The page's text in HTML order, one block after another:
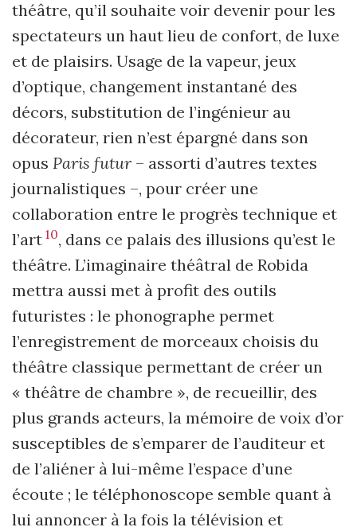
théâtre, qu’il souhaite voir devenir pour les
spectateurs un haut lieu de confort, de luxe
et de plaisirs. Usage de la vapeur, jeux
d’optique, changement instantané des
décors, substitution de l’ingénieur au
décorateur, rien n’est épargné dans son
opus Paris futur – assorti d’autres textes
journalistiques –, pour créer une
collaboration entre le progrès technique et
l’art 10, dans ce palais des illusions qu’est le
théâtre. L’imaginaire théâtral de Robida
mettra aussi met à profit des outils
futuristes : le phonographe permet
l’enregistrement de morceaux choisis du
théâtre classique permettant de créer un
« théâtre de chambre », de recueillir, des
plus grands acteurs, la mémoire de voix d’or
susceptibles de s’emparer de l’auditeur et
de l’aliéner à lui-même l’espace d’une
écoute ; le téléphonoscope semble quant à
lui annoncer à la fois la télévision et